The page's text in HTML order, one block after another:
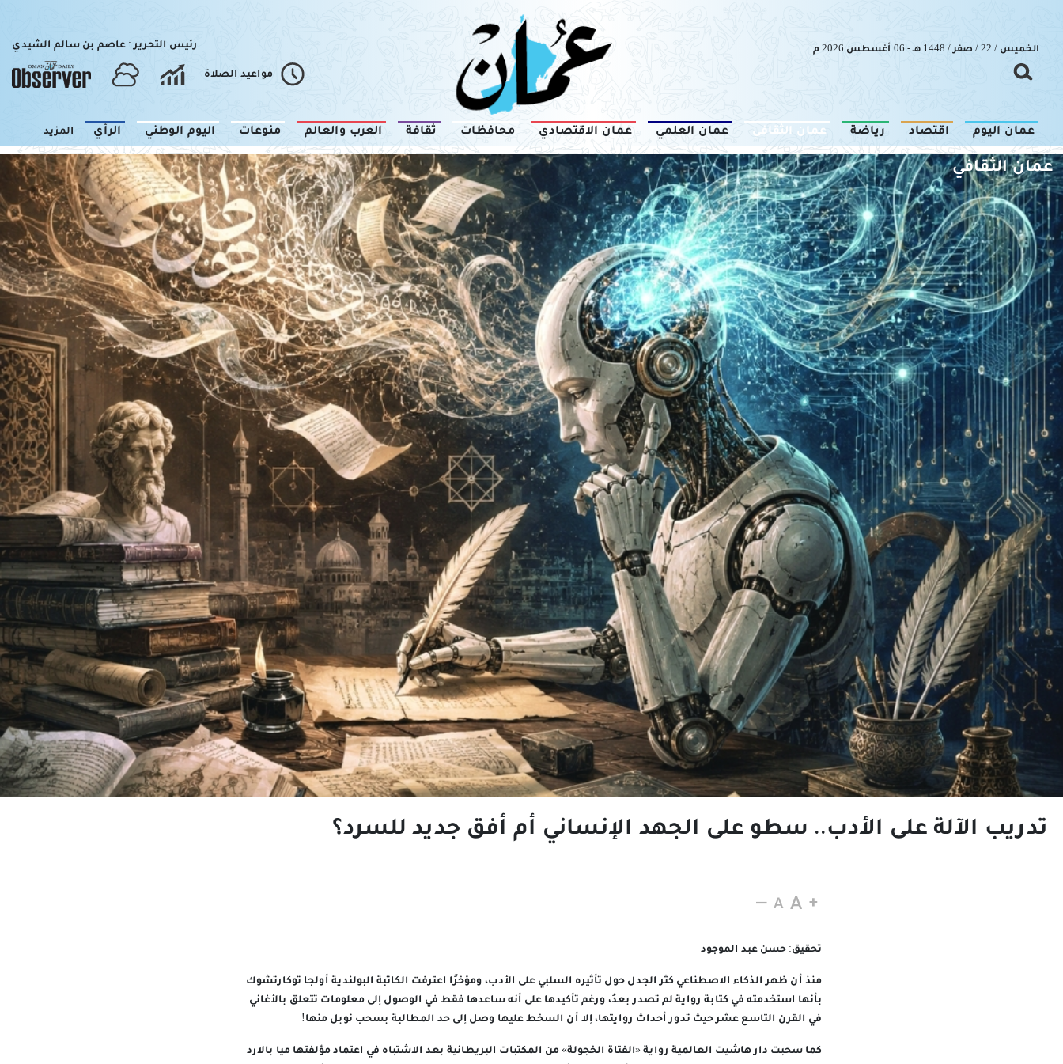
الخميس / 22 / صفر / 1448 هـ - 06 أغسطس 2026 م رئيس التحرير : عاصم بن سالم الشيدي
مواعيد الصلاة
عمان اليوم اقتصاد رياضة عمان الثقافي عمان العلمي عمان الاقتصادي محافظات ثقافة العرب والعالم منوعات اليوم الوطني الرأي المزيد
عمان الثقافي
تدريب الآلة على الأدب.. سطو على الجهد الإنساني أم أفق جديد للسرد؟
تحقيق: حسن عبد الموجود
منذ أن ظهر الذكاء الاصطناعي كثر الجدل حول تأثيره السلبي على الأدب، ومؤخرًا اعترفت الكاتبة البولندية أولجا توكارتشوك
بأنها استخدمته في كتابة رواية لم تصدر بعدُ، ورغم تأكيدها على أنه ساعدها فقط في الوصول إلى معلومات تتعلق بالأغاني
في القرن التاسع عشر حيث تدور أحداث روايتها، إلا أن السخط عليها وصل إلى حد المطالبة بسحب نوبل منها!
كما سحبت دار هاشيت العالمية رواية «الفتاة الخجولة» من المكتبات البريطانية بعد الاشتباه في اعتماد مؤلفتها ميا بالارد